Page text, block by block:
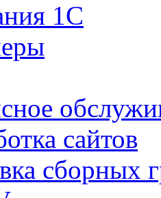
1С
сайтов
сборных